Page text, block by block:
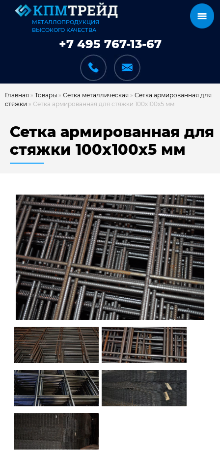
МЕТАЛЛОПРОДУКЦИЯ
ВЫСОКОГО КАЧЕСТВА
+7 495 767-13-67
КАК МЫ РАБОТАЕМ
ДОСТАВКА И ОПЛАТА
НАШИ ОБЪЕКТЫ
ОТЗЫВЫ
О НАС
БЛОГ
КОНТАКТЫ
Главная » Товары » Сетка металлическая » Сетка армированная для
стяжки » Сетка армированная для стяжки 100х100х5 мм
Сетка армированная для
стяжки 100х100х5 мм